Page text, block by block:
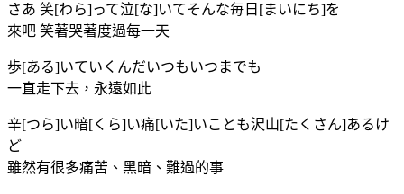
さあ 笑[わら]って泣[な]いてそんな毎日[まいにち]を
來吧 笑著哭著度過每一天
歩[ある]いていくんだいつもいつまでも
一直走下去，永遠如此
辛[つら]い暗[くら]い痛[いた]いことも沢山[たくさん]あるけ
ど
雖然有很多痛苦、黑暗、難過的事